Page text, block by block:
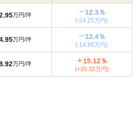
万円/坪 12.3％
(-24.25万円)
万円/坪 12.4％
(-14.85万円)
万円/坪 15.12％
(+35.32万円)